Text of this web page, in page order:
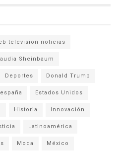
television noticias
Sheinbaum
Deportes Donald Trump
españa Estados Unidos
Historia Innovación
Latinoamérica
Moda México